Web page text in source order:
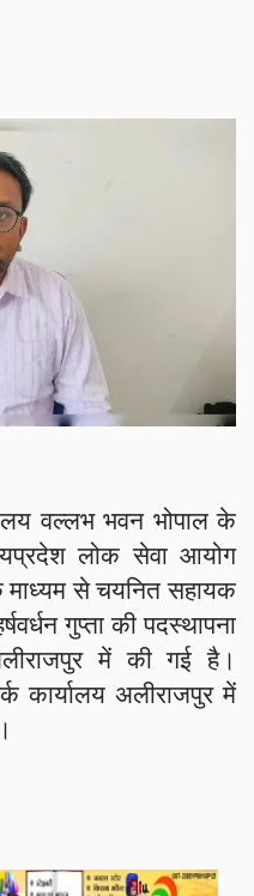
वल्लभ भवन भोपाल के
लोक सेवा आयोग
के माध्यम से चयनित सहायक
गुप्ता की पदस्थापना
में की गई है।
कार्यालय अलीराजपुर में